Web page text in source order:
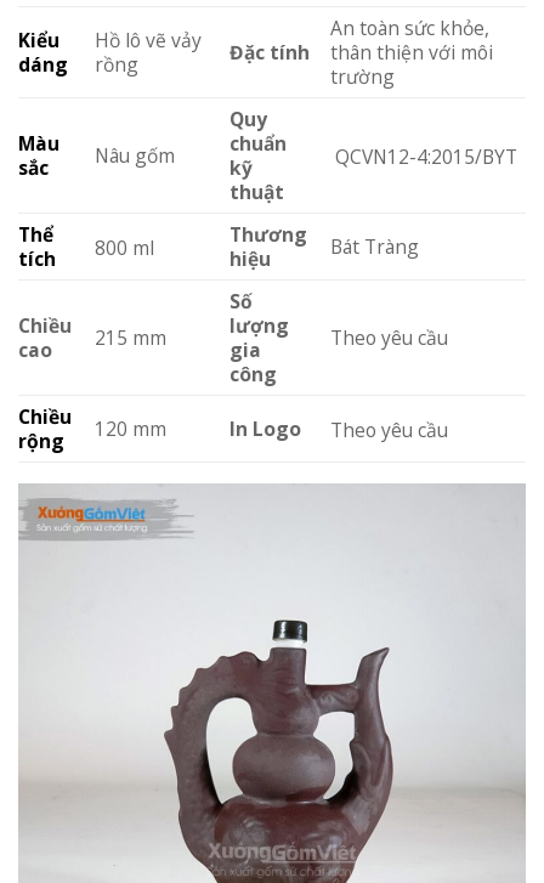
Kiểu
dáng
Hồ lô vẽ vảy
rồng
Đặc tính
An toàn sức khỏe,
thân thiện với môi
trường
Màu
sắc
Nâu gốm
Quy
chuẩn
kỹ
thuật
QCVN12-4:2015/BYT
Thể
tích
800 ml
Thương
hiệu
Bát Tràng
Chiều
cao
215 mm
Số
lượng
gia
công
Theo yêu cầu
Chiều
rộng
120 mm In Logo Theo yêu cầu